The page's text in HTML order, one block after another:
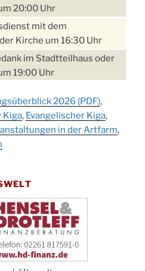
20:00 Uhr
mit dem
Kirche um 16:30 Uhr
im Stadtteilhaus oder
19:00 Uhr
14:00 Uhr
Stadtteilhaus
Ev. Gemeindehaus von 10-
um 18:00 Uhr in der
in der Kirche
2026 (PDF),
Kiga, Evangelischer Kiga,
in der Artfarm,